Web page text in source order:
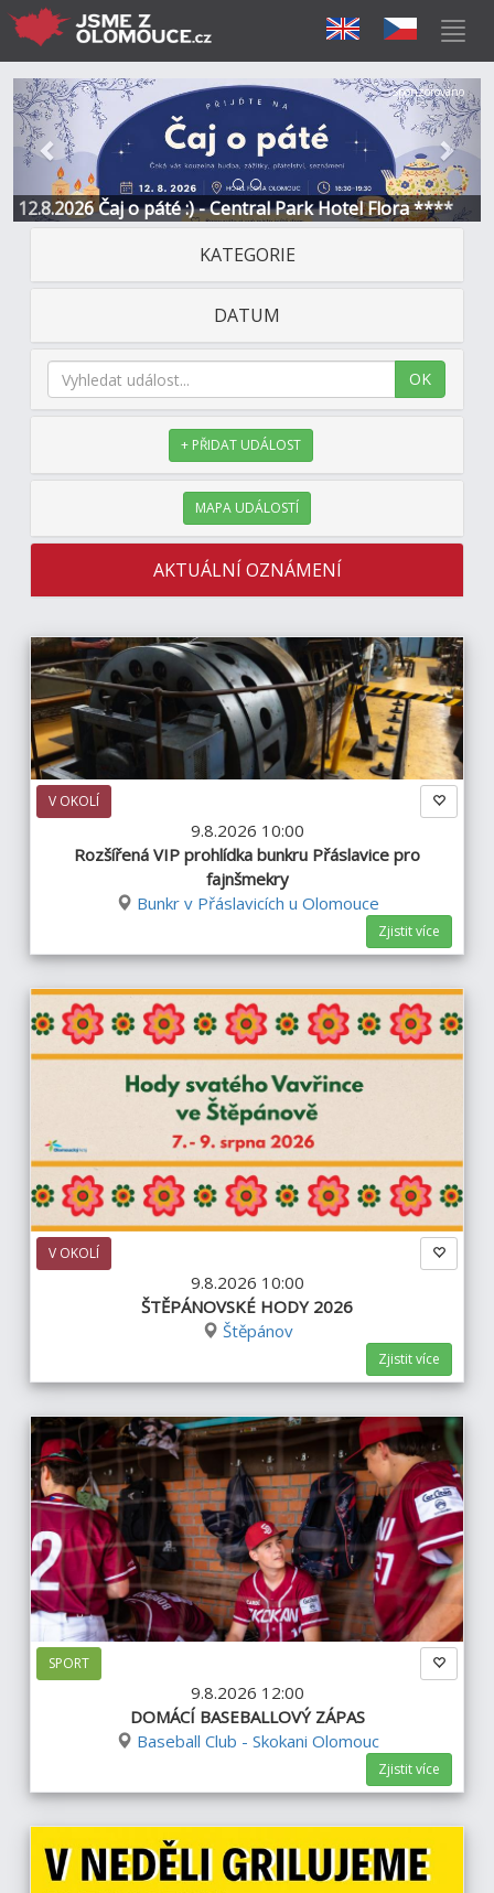
12.8.2026 Čaj o páté :) - Central Park Hotel Flora ****
Předchozí Další
Sponzorováno
KATEGORIE
DATUM
OK
+ PŘIDAT UDÁLOST
MAPA UDÁLOSTÍ
AKTUÁLNÍ OZNÁMENÍ
V OKOLÍ
9.8.2026 10:00
Rozšířená VIP prohlídka bunkru Přáslavice pro
fajnšmekry
Bunkr v Přáslavicích u Olomouce
Zjistit více
V OKOLÍ
9.8.2026 10:00
ŠTĚPÁNOVSKÉ HODY 2026
Štěpánov
Zjistit více
SPORT
9.8.2026 12:00
DOMÁCÍ BASEBALLOVÝ ZÁPAS
Baseball Club - Skokani Olomouc
Zjistit více